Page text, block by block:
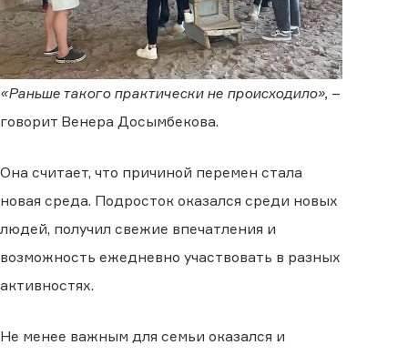
«Раньше такого практически не происходило», –
говорит Венера Досымбекова.
Она считает, что причиной перемен стала
новая среда. Подросток оказался среди новых
людей, получил свежие впечатления и
возможность ежедневно участвовать в разных
активностях.
Не менее важным для семьи оказался и